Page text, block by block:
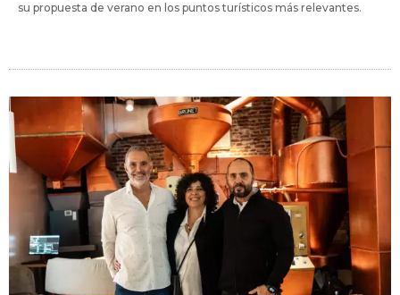
su propuesta de verano en los puntos turísticos más relevantes.